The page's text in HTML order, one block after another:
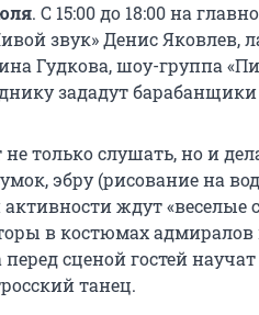
. С 15:00 до 18:00 на
звук» Денис Яковлев,
Гудкова, шоу-группа
зададут барабанщики
не только слушать, но и
эбру (рисование на
ждут «веселые
в костюмах адмиралов
сценой гостей
танец.